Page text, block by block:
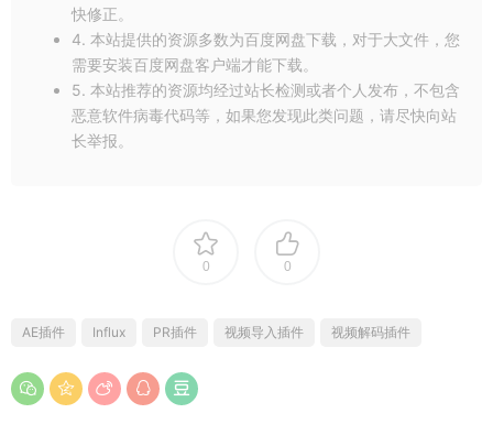
快修正。
4. 本站提供的资源多数为百度网盘下载，对于大文件，您
需要安装百度网盘客户端才能下载。
5. 本站推荐的资源均经过站长检测或者个人发布，不包含
恶意软件病毒代码等，如果您发现此类问题，请尽快向站
长举报。
0 0
AE插件 Influx PR插件 视频导入插件 视频解码插件